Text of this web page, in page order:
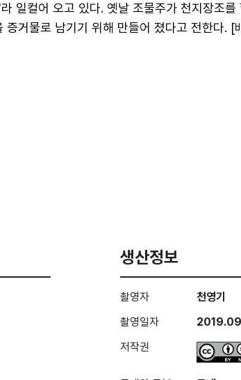
일컬어 오고 있다. 옛날 조물주가 천지장조
증거물로 남기기 위해 만들어 졌다고 전한다.
생산정보
촬영자
천영기
촬영일자
저작권